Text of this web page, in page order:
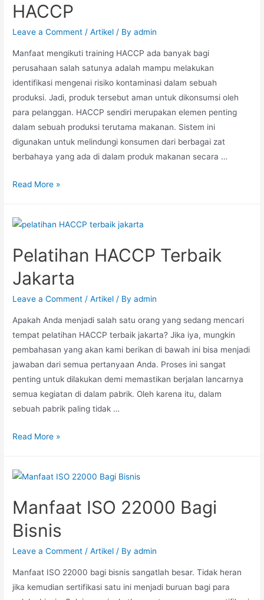
HACCP
Leave a Comment /Artikel / Byadmin
Manfaat mengikuti training HACCP ada banyak bagi
perusahaan salah satunya adalah mampu melakukan
identifikasi mengenai risiko kontaminasi dalam sebuah
produksi. Jadi, produk tersebut aman untuk dikonsumsi oleh
para pelanggan. HACCP sendiri merupakan elemen penting
dalam sebuah produksi terutama makanan. Sistem ini
digunakan untuk melindungi konsumen dari berbagai zat
berbahaya yang ada di dalam produk makanan secara …
Read More »
Pelatihan HACCP Terbaik
Jakarta
Leave a Comment /Artikel / Byadmin
Apakah Anda menjadi salah satu orang yang sedang mencari
tempat pelatihan HACCP terbaik jakarta? Jika iya, mungkin
pembahasan yang akan kami berikan di bawah ini bisa menjadi
jawaban dari semua pertanyaan Anda. Proses ini sangat
penting untuk dilakukan demi memastikan berjalan lancarnya
semua kegiatan di dalam pabrik. Oleh karena itu, dalam
sebuah pabrik paling tidak …
Read More »
Manfaat ISO 22000 Bagi
Bisnis
Leave a Comment /Artikel / Byadmin
Manfaat ISO 22000 bagi bisnis sangatlah besar. Tidak heran
jika kemudian sertifikasi satu ini menjadi buruan bagi para